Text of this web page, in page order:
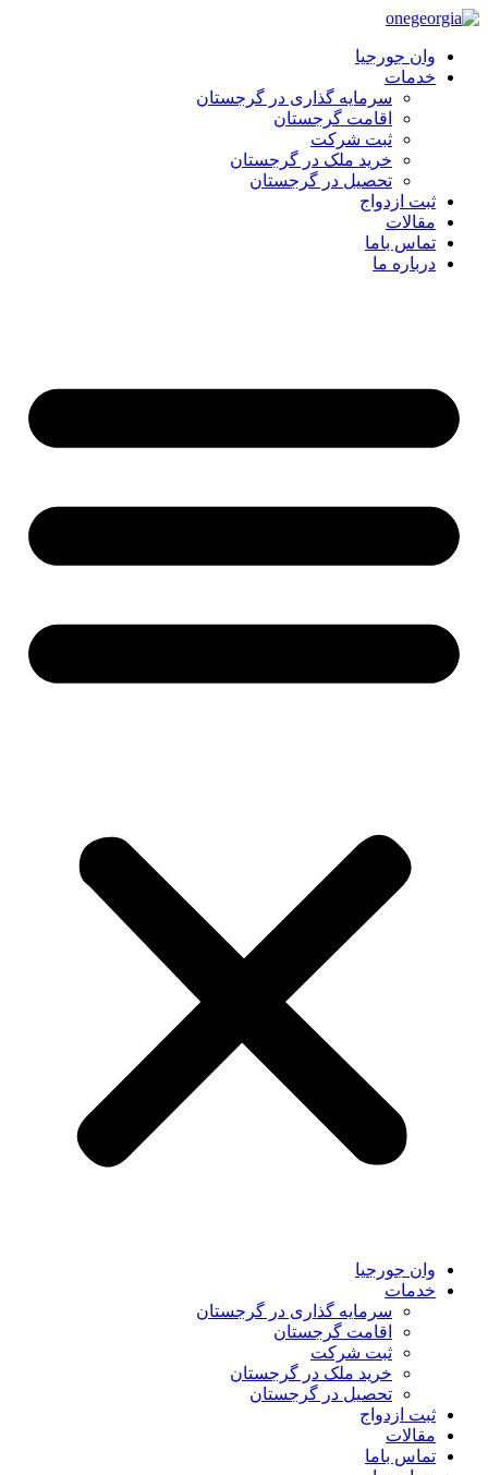
وان جورجیا
خدمات
سرمایه گذاری در گرجستان
اقامت گرجستان
ثبت شرکت
خرید ملک در گرجستان
تحصیل در گرجستان
ثبت ازدواج
مقالات
تماس باما
درباره ما
وان جورجیا
خدمات
سرمایه گذاری در گرجستان
اقامت گرجستان
ثبت شرکت
خرید ملک در گرجستان
تحصیل در گرجستان
ثبت ازدواج
مقالات
تماس باما